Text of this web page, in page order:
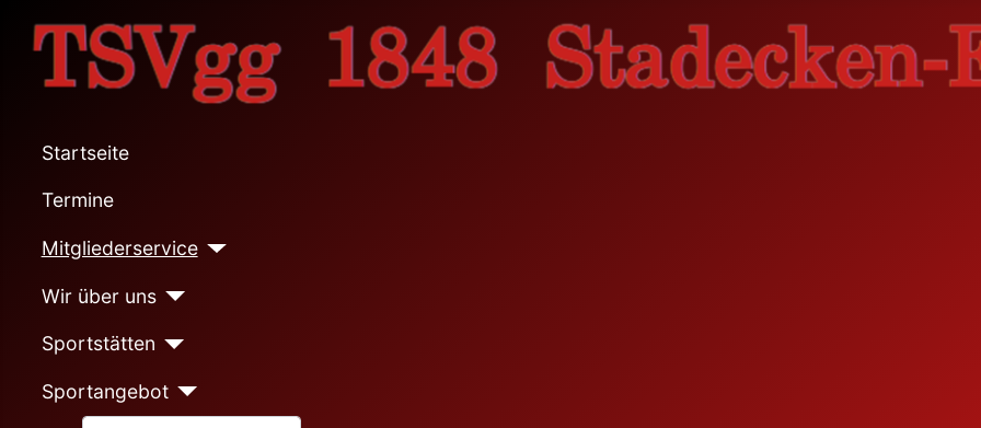
Startseite
Termine
Mitgliederservice
Wir über uns
Sportstätten
Sportangebot